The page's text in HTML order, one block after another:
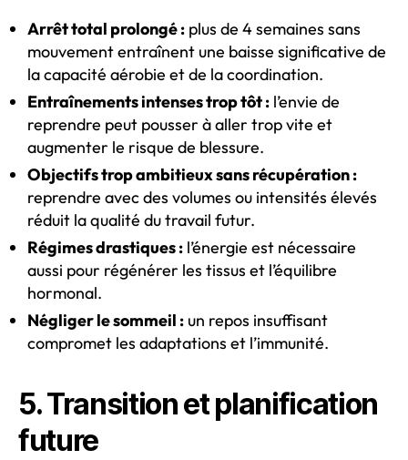
Arrêt total prolongé : plus de 4 semaines sans
mouvement entraînent une baisse significative de
la capacité aérobie et de la coordination.
Entraînements intenses trop tôt : l’envie de
reprendre peut pousser à aller trop vite et
augmenter le risque de blessure.
Objectifs trop ambitieux sans récupération :
reprendre avec des volumes ou intensités élevés
réduit la qualité du travail futur.
Régimes drastiques : l’énergie est nécessaire
aussi pour régénérer les tissus et l’équilibre
hormonal.
Négliger le sommeil : un repos insuffisant
compromet les adaptations et l’immunité.
5. Transition et planification
future